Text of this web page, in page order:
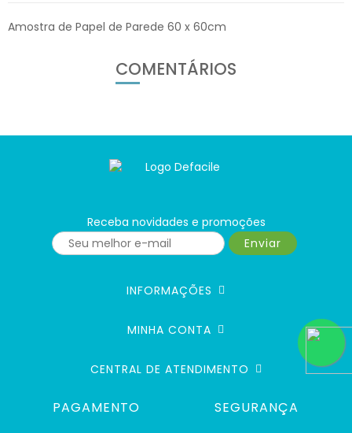
Amostra de Papel de Parede 60 x 60cm
COMENTÁRIOS
Receba novidades e promoções
Enviar
INFORMAÇÕES
MINHA CONTA
CENTRAL DE ATENDIMENTO
PAGAMENTO SEGURANÇA